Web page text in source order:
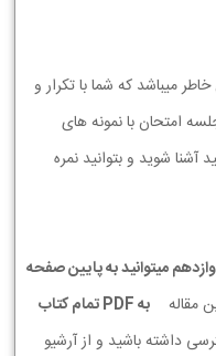
میباشد که شما با تکرار و
امتحان با نمونه های
آشنا شوید و بتوانید نمره
میتوانید به پایین صفحه
مقاله
به PDF تمام کتاب
داشته باشید و از آرشیو